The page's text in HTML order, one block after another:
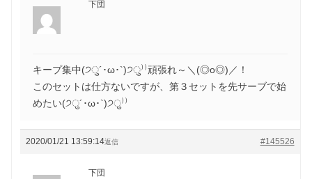
下団
キープ集中(੭ु´･ω･`)੭ु⁾⁾頑張れ～＼(◎o◎)／！
このセットは仕方ないですが、第３セットを先サーブで始
めたい(੭ु´･ω･`)੭ु⁾⁾
2020/01/21 13:59:14 #145526
返信
下団